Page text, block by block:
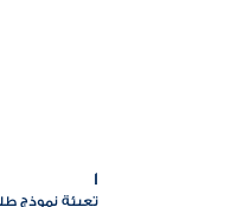
1
تعبئة نموذج